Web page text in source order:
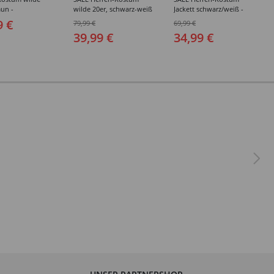
-
€
wilde 20er, schwarz-weiß
(48-64)
79,99 €
39,99 €
Jackett schwarz/weiß -
(48-64)
69,99 €
34,99 €